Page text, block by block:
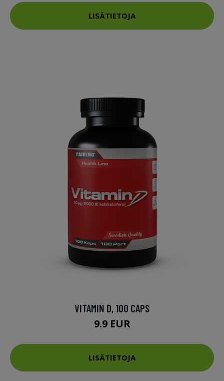
LISÄTIETOJA
VITAMIN D, 100 CAPS
9.9 EUR
LISÄTIETOJA